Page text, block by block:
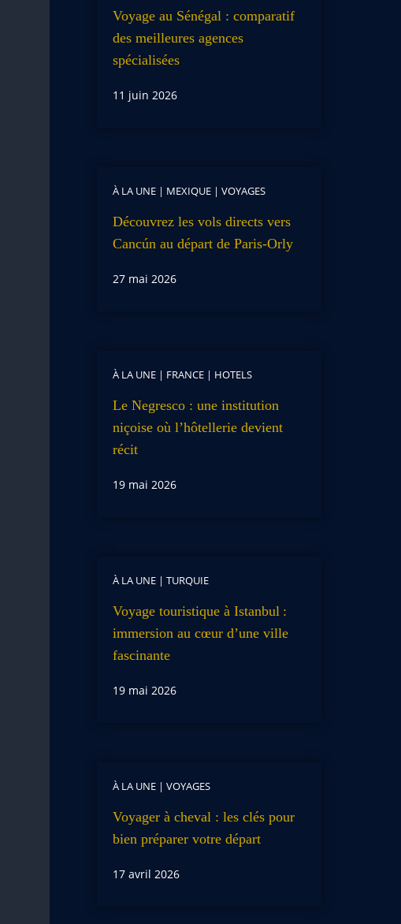
Voyage au Sénégal : comparatif
des meilleures agences
spécialisées
11 juin 2026
À LA UNE| MEXIQUE| VOYAGES
Découvrez les vols directs vers
Cancún au départ de Paris-Orly
27 mai 2026
À LA UNE| FRANCE| HOTELS
Le Negresco : une institution
niçoise où l’hôtellerie devient
récit
19 mai 2026
À LA UNE| TURQUIE
Voyage touristique à Istanbul :
immersion au cœur d’une ville
fascinante
19 mai 2026
À LA UNE| VOYAGES
Voyager à cheval : les clés pour
bien préparer votre départ
17 avril 2026